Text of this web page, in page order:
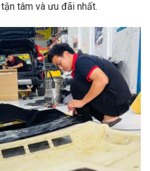
tâm và ưu đãi nhất.